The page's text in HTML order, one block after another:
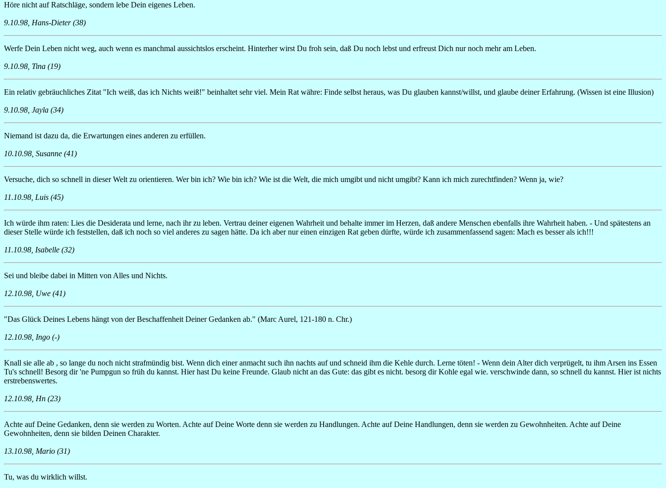
Höre nicht auf Ratschläge, sondern lebe Dein eigenes Leben.
9.10.98, Hans-Dieter (38)
Werfe Dein Leben nicht weg, auch wenn es manchmal aussichtslos erscheint. Hinterher wirst Du froh sein, daß Du noch lebst und erfreust Dich nur noch mehr am Leben.
9.10.98, Tina (19)
Ein relativ gebräuchliches Zitat "Ich weiß, das ich Nichts weiß!" beinhaltet sehr viel. Mein Rat währe: Finde selbst heraus, was Du glauben kannst/willst, und glaube deiner Erfahrung. (Wissen ist eine Illusion)
9.10.98, Jayla (34)
Niemand ist dazu da, die Erwartungen eines anderen zu erfüllen.
10.10.98, Susanne (41)
Versuche, dich so schnell in dieser Welt zu orientieren. Wer bin ich? Wie bin ich? Wie ist die Welt, die mich umgibt und nicht umgibt? Kann ich mich zurechtfinden? Wenn ja, wie?
11.10.98, Luis (45)
Ich würde ihm raten: Lies die Desiderata und lerne, nach ihr zu leben. Vertrau deiner eigenen Wahrheit und behalte immer im Herzen, daß andere Menschen ebenfalls ihre Wahrheit haben. - Und spätestens an
dieser Stelle würde ich feststellen, daß ich noch so viel anderes zu sagen hätte. Da ich aber nur einen einzigen Rat geben dürfte, würde ich zusammenfassend sagen: Mach es besser als ich!!!
11.10.98, Isabelle (32)
Sei und bleibe dabei in Mitten von Alles und Nichts.
12.10.98, Uwe (41)
"Das Glück Deines Lebens hängt von der Beschaffenheit Deiner Gedanken ab." (Marc Aurel, 121-180 n. Chr.)
12.10.98, Ingo (-)
Knall sie alle ab , so lange du noch nicht strafmündig bist. Wenn dich einer anmacht such ihn nachts auf und schneid ihm die Kehle durch. Lerne töten! - Wenn dein Alter dich verprügelt, tu ihm Arsen ins Essen
Tu's schnell! Besorg dir 'ne Pumpgun so früh du kannst. Hier hast Du keine Freunde. Glaub nicht an das Gute: das gibt es nicht. besorg dir Kohle egal wie. verschwinde dann, so schnell du kannst. Hier ist nichts
erstrebenswertes.
12.10.98, Hn (23)
Achte auf Deine Gedanken, denn sie werden zu Worten. Achte auf Deine Worte denn sie werden zu Handlungen. Achte auf Deine Handlungen, denn sie werden zu Gewohnheiten. Achte auf Deine
Gewohnheiten, denn sie bilden Deinen Charakter.
13.10.98, Mario (31)
Tu, was du wirklich willst.